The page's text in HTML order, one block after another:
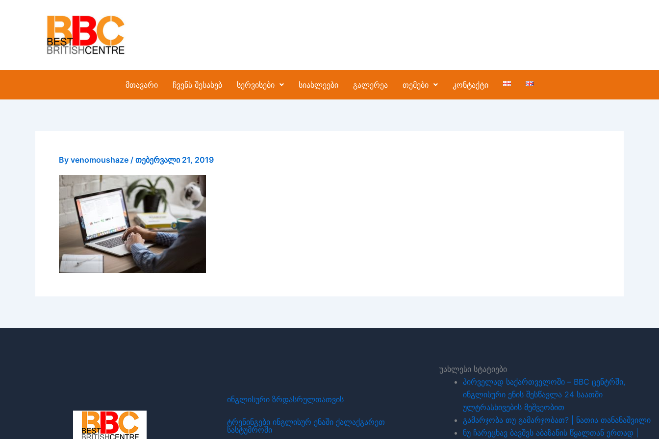
მთავარი ჩვენს შესახებ სერვისები სიახლეები გალერეა თემები კონტაქტი
By venomoushaze / თებერვალი 21, 2019
ინგლისური ზრდასრულთათვის
ტრენინგები ინგლისურ ენაში ქალაქგარეთ
სასტუმროში
უახლესი სტატიები
პირველად საქართველოში – BBC ცენტრში,
ინგლისური ენის შესწავლა 24 საათში
ულტრასხივების მეშვეობით
გამარჯობა თუ გამარჯობათ? | ნათია თანანაშვილი
ნუ ჩარეცხავ ბავშვს აბაზანის წყალთან ერთად |